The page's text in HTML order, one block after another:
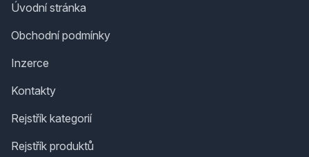
Úvodní stránka
Obchodní podmínky
Inzerce
Kontakty
Rejstřík kategorií
Rejstřík produktů